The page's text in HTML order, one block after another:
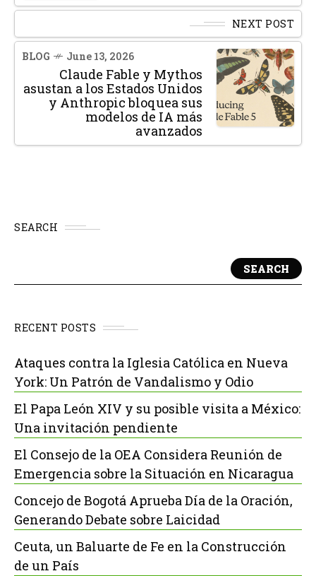
NEXT POST
BLOG June 13, 2026
Claude Fable y Mythos
asustan a los Estados Unidos
y Anthropic bloquea sus
modelos de IA más
avanzados
SEARCH
SEARCH
RECENT POSTS
Ataques contra la Iglesia Católica en Nueva
York: Un Patrón de Vandalismo y Odio
El Papa León XIV y su posible visita a México:
Una invitación pendiente
El Consejo de la OEA Considera Reunión de
Emergencia sobre la Situación en Nicaragua
Concejo de Bogotá Aprueba Día de la Oración,
Generando Debate sobre Laicidad
Ceuta, un Baluarte de Fe en la Construcción
de un País